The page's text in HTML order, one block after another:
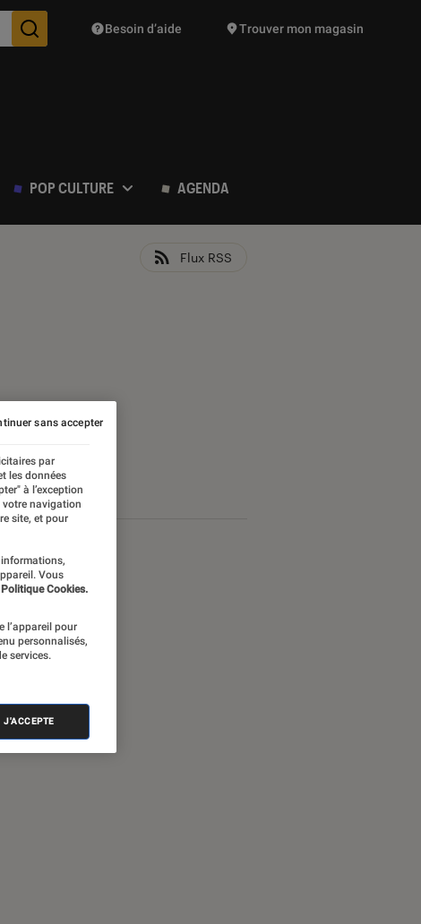
Des suggestions de produits vont vous être proposées
Besoin d’aide Trouver mon magasin
POP CULTURE AGENDA
Flux RSS
par
les données
à l’exception
votre navigation
site, et pour
Vous
Politique Cookies.
l’appareil pour
personnalisés,
services.
J'ACCEPTE
sans accepter